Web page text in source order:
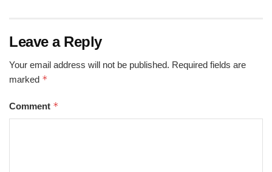
Leave a Reply
Your email address will not be published. Required fields are
marked *
Comment *